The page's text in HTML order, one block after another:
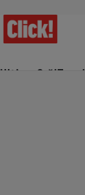
Ultima Oră!
Dezvoltare